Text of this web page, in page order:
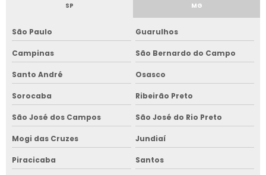
SP MG
São Paulo Guarulhos
Campinas São Bernardo do Campo
Santo André Osasco
Sorocaba Ribeirão Preto
São José dos Campos São José do Rio Preto
Mogi das Cruzes Jundiaí
Piracicaba Santos